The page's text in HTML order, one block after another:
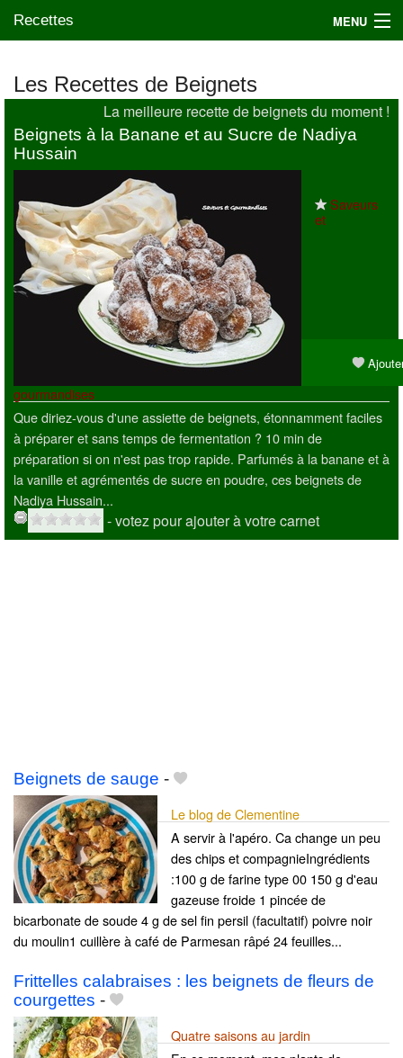
Recettes MENU
Mes blogs préférés
Les Recettes de Beignets
La meilleure recette de beignets du moment !
Beignets à la Banane et au Sucre de Nadiya
Hussain
Saveurs
et
gourmandises
Que diriez-vous d'une assiette de beignets, étonnamment faciles
à préparer et sans temps de fermentation ? 10 min de
préparation si on n'est pas trop rapide. Parfumés à la banane et à
la vanille et agrémentés de sucre en poudre, ces beignets de
Nadiya Hussain...
- votez pour ajouter à votre carnet
Beignets de sauge -
Le blog de Clementine
A servir à l'apéro. Ca change un peu
des chips et compagnieIngrédients
:100 g de farine type 00 150 g d'eau
gazeuse froide 1 pincée de
bicarbonate de soude 4 g de sel fin persil (facultatif) poivre noir
du moulin1 cuillère à café de Parmesan râpé 24 feuilles...
Frittelles calabraises : les beignets de fleurs de
courgettes -
Quatre saisons au jardin